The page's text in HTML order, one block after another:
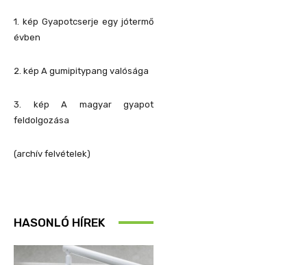
1. kép Gyapotcserje egy jótermő
évben
2. kép A gumipitypang valósága
3. kép A magyar gyapot
feldolgozása
(archív felvételek)
HASONLÓ HÍREK